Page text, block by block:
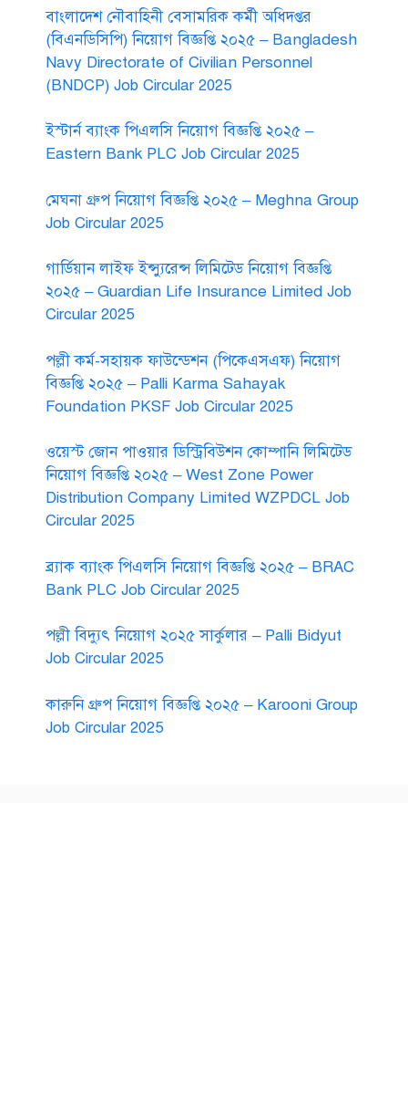
বাংলাদেশ নৌবাহিনী বেসামরিক কর্মী অধিদপ্তর
(বিএনডিসিপি) নিয়োগ বিজ্ঞপ্তি ২০২৫ – Bangladesh
Navy Directorate of Civilian Personnel
(BNDCP) Job Circular 2025
ইস্টার্ন ব্যাংক পিএলসি নিয়োগ বিজ্ঞপ্তি ২০২৫ –
Eastern Bank PLC Job Circular 2025
মেঘনা গ্রুপ নিয়োগ বিজ্ঞপ্তি ২০২৫ – Meghna Group
Job Circular 2025
গার্ডিয়ান লাইফ ইন্স্যুরেন্স লিমিটেড নিয়োগ বিজ্ঞপ্তি
২০২৫ – Guardian Life Insurance Limited Job
Circular 2025
পল্লী কর্ম-সহায়ক ফাউন্ডেশন (পিকেএসএফ) নিয়োগ
বিজ্ঞপ্তি ২০২৫ – Palli Karma Sahayak
Foundation PKSF Job Circular 2025
ওয়েস্ট জোন পাওয়ার ডিস্ট্রিবিউশন কোম্পানি লিমিটেড
নিয়োগ বিজ্ঞপ্তি ২০২৫ – West Zone Power
Distribution Company Limited WZPDCL Job
Circular 2025
ব্র্যাক ব্যাংক পিএলসি নিয়োগ বিজ্ঞপ্তি ২০২৫ – BRAC
Bank PLC Job Circular 2025
পল্লী বিদ্যুৎ নিয়োগ ২০২৫ সার্কুলার – Palli Bidyut
Job Circular 2025
কারুনি গ্রুপ নিয়োগ বিজ্ঞপ্তি ২০২৫ – Karooni Group
Job Circular 2025